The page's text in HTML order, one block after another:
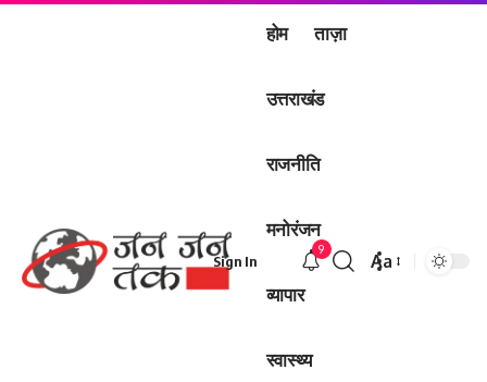
होम ताज़ा
उत्तराखंड
राजनीति
मनोरंजन
व्यापार
स्वास्थ्य
Sign In
9
Font
Aa